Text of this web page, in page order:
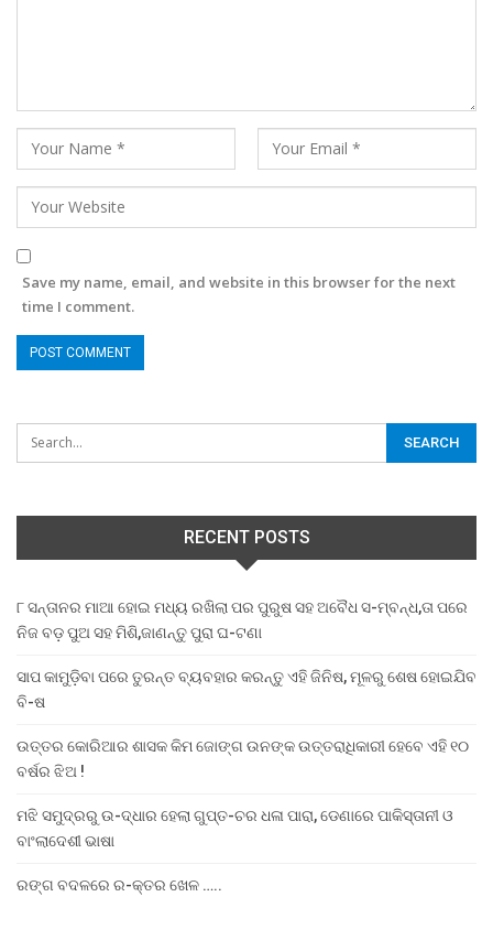
Save my name, email, and website in this browser for the next
time I comment.
RECENT POSTS
୮ ସନ୍ତାନର ମାଆ ହୋଇ ମଧ୍ୟ ରଖିଲା ପର ପୁରୁଷ ସହ ଅବୈଧ ସ-ମ୍ବନ୍ଧ,ତା ପରେ
ନିଜ ବଡ଼ ପୁଅ ସହ ମିଶି,ଜାଣନ୍ତୁ ପୁରା ଘ-ଟଣା
ସାପ କାମୁଡ଼ିବା ପରେ ତୁରନ୍ତ ବ୍ୟବହାର କରନ୍ତୁ ଏହି ଜିନିଷ, ମୂଳରୁ ଶେଷ ହୋଇଯିବ
ବି-ଷ
ଉତ୍ତର କୋରିଆର ଶାସକ କିମ ଜୋଙ୍ଗ ଉନଙ୍କ ଉତ୍ତରାଧିକାରୀ ହେବେ ଏହି ୧୦
ବର୍ଷର ଝିଅ !
ମଝି ସମୁଦ୍ରରୁ ଉ-ଦ୍ଧାର ହେଲା ଗୁପ୍ତ-ଚର ଧଳା ପାରା, ଡେଣାରେ ପାକିସ୍ତାନୀ ଓ
ବାଂଲାଦେଶୀ ଭାଷା
ରଙ୍ଗ ବଦଳରେ ର-କ୍ତର ଖେଳ …..